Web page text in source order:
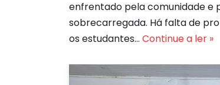
enfrentado pela comunidade e
sobrecarregada. Há falta de
os estudantes… Continue a ler »